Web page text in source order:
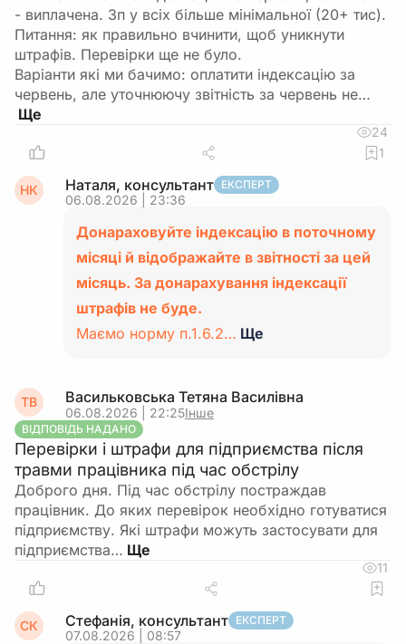
- виплачена. Зп у всіх більше мінімальної (20+ тис).
Питання: як правильно вчинити, щоб уникнути
штрафів. Перевірки ще не було.
Варіанти які ми бачимо: оплатити індексацію за
червень, але уточнюючу звітність за червень не…
24
1
НК Наталя, консультант ЕКСПЕРТ
06.08.2026 | 23:36
Донараховуйте індексацію в поточному
місяці й відображайте в звітності за цей
місяць. За донарахування індексації
штрафів не буде.
Маємо норму п.1.6.2… Ще
ТВ Васильковська Тетяна Василiвна
06.08.2026 | 22:25Інше
ВІДПОВІДЬ НАДАНО
Перевірки і штрафи для підприємства після
травми працівника під час обстрілу
Доброго дня. Під час обстрілу постраждав
працівник. До яких перевірок необхідно готуватися
підприємству. Які штрафи можуть застосувати для
підприємства…
11
СК Стефанія, консультант ЕКСПЕРТ
07.08.2026 | 08:57